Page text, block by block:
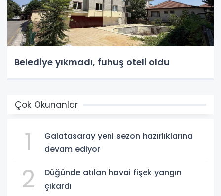
Belediye yıkmadı, fuhuş oteli oldu
Çok Okunanlar
1
Galatasaray yeni sezon hazırlıklarına
devam ediyor
2
Düğünde atılan havai fişek yangın
çıkardı